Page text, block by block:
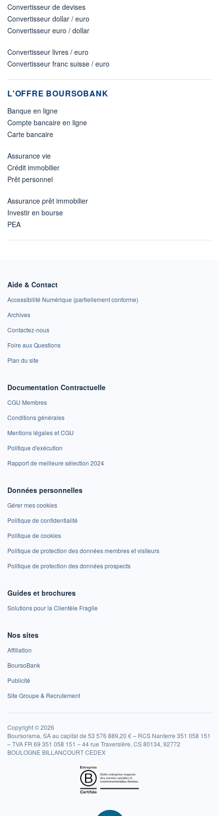
Convertisseur de devises
Convertisseur dollar / euro
Convertisseur euro / dollar
Convertisseur livres / euro
Convertisseur franc suisse / euro
L'OFFRE BOURSOBANK
Banque en ligne
Compte bancaire en ligne
Carte bancaire
Assurance vie
Crédit immobilier
Prêt personnel
Assurance prêt immobilier
Investir en bourse
PEA
Aide & Contact
Accessibilité Numérique (partiellement conforme)
Archives
Contactez-nous
Foire aux Questions
Plan du site
Documentation Contractuelle
CGU Membres
Conditions générales
Mentions légales et CGU
Politique d'exécution
Rapport de meilleure sélection 2024
Données personnelles
Gérer mes cookies
Politique de confidentialité
Politique de cookies
Politique de protection des données membres et visiteurs
Politique de protection des données prospects
Guides et brochures
Solutions pour la Clientèle Fragile
Nos sites
Affiliation
BoursoBank
Publicité
Site Groupe & Recrutement
Copyright © 2026
Boursorama, SA au capital de 53 576 889,20 € – RCS Nanterre 351 058 151
– TVA FR 69 351 058 151 – 44 rue Traversière, CS 80134, 92772
BOULOGNE BILLANCOURT CEDEX